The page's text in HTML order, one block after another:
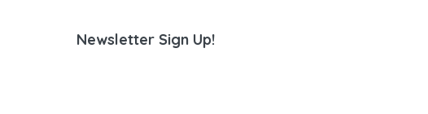
Newsletter Sign Up!